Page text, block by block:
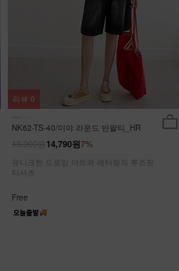
NK62-TS-40/미야 라운드 반팔티_HR
7%
14,790원
유니크한 드로잉 아트와 레터링의 루즈핏
티셔츠
Free
리뷰 0